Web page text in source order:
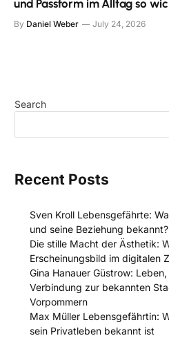
und Passform im Alltag so
By Daniel Weber July 24, 2026
Search
Recent Posts
Sven Kroll Lebensgefährte:
und seine Beziehung bekannt?
Die stille Macht der Ästhetik:
Erscheinungsbild im digitalen
Gina Hanauer Güstrow:
Verbindung zur bekannten
Vorpommern
Max Müller Lebensgefährtin:
sein Privatleben bekannt ist